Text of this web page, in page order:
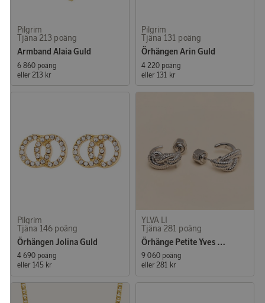
Pilgrim
Tjäna 213 poäng
Armband Alaia Guld
6 860 poäng
eller 213 kr
Pilgrim
Tjäna 131 poäng
Örhängen Arin Guld
4 220 poäng
eller 131 kr
Pilgrim
Tjäna 146 poäng
Örhängen Jolina Guld
4 690 poäng
eller 145 kr
YLVA LI
Tjäna 281 poäng
Örhänge Petite Yves Knot
9 060 poäng
eller 281 kr